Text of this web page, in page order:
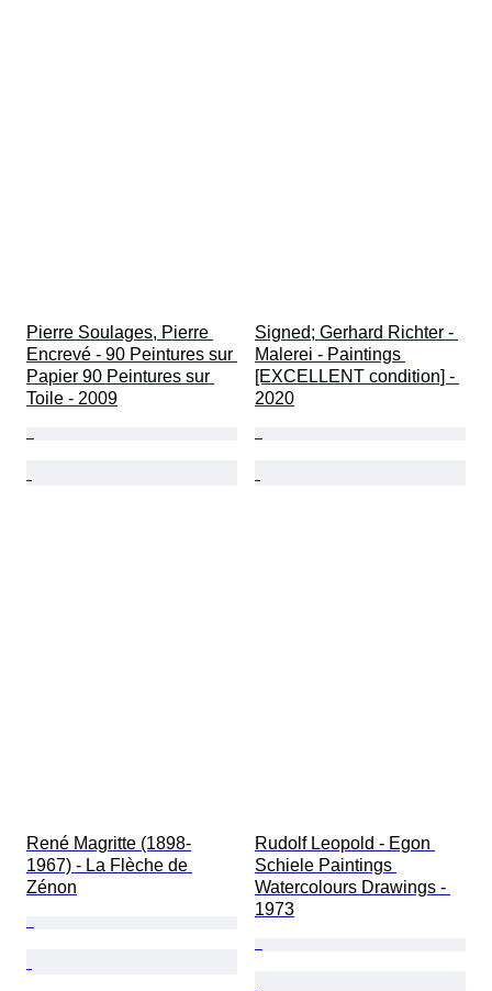
Pierre Soulages, Pierre
Encrevé - 90 Peintures sur
Papier 90 Peintures sur
Toile - 2009
Signed; Gerhard Richter -
Malerei - Paintings
[EXCELLENT condition] -
2020
René Magritte (1898-
1967) - La Flèche de
Zénon
Rudolf Leopold - Egon
Schiele Paintings
Watercolours Drawings -
1973